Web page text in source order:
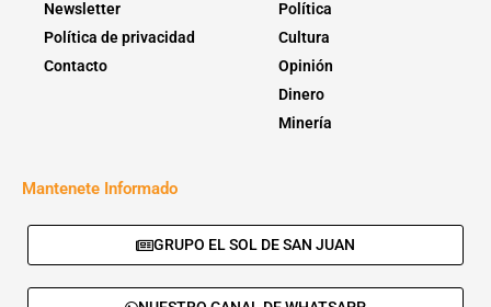
Newsletter
Política de privacidad
Contacto
Política
Cultura
Opinión
Dinero
Minería
Mantenete Informado
GRUPO EL SOL DE SAN JUAN